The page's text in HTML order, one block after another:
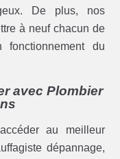
De plus, nos
à neuf chacun de
du
avec Plombier
au meilleur
dépannage,